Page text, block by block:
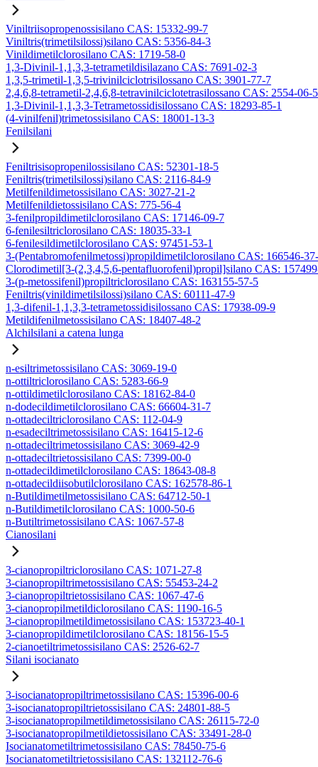
Viniltriisopropenossisilano CAS: 15332-99-7
Viniltris(trimetilsilossi)silano CAS: 5356-84-3
Vinildimetilclorosilano CAS: 1719-58-0
1,3-Divinil-1,1,3,3-tetrametildisilazano CAS: 7691-02-3
1,3,5-trimetil-1,3,5-trivinilciclotrisilossano CAS: 3901-77-7
2,4,6,8-tetrametil-2,4,6,8-tetravinilciclotetrasilossano CAS: 2554-06-5
1,3-Divinil-1,1,3,3-Tetrametossidisilossano CAS: 18293-85-1
(4-vinilfenil)trimetossisilano CAS: 18001-13-3
Fenilsilani
Feniltrisisopropenilossisilano CAS: 52301-18-5
Feniltris(trimetilsilossi)silano CAS: 2116-84-9
Metilfenildimetossisilano CAS: 3027-21-2
Metilfenildietossisilano CAS: 775-56-4
3-fenilpropildimetilclorosilano CAS: 17146-09-7
6-fenilesiltriclorosilano CAS: 18035-33-1
6-fenilesildimetilclorosilano CAS: 97451-53-1
3-(Pentabromofenilmetossi)propildimetilclorosilano CAS: 166546-
Clorodimetil[3-(2,3,4,5,6-pentafluorofenil)propil]silano CAS:
3-(p-metossifenil)propiltriclorosilano CAS: 163155-57-5
Feniltris(vinildimetilsilossi)silano CAS: 60111-47-9
1,3-difenil-1,1,3,3-tetrametossidisilossano CAS: 17938-09-9
Metildifenilmetossisilano CAS: 18407-48-2
Alchilsilani a catena lunga
n-esiltrimetossisilano CAS: 3069-19-0
n-ottiltriclorosilano CAS: 5283-66-9
n-ottildimetilclorosilano CAS: 18162-84-0
n-dodecildimetilclorosilano CAS: 66604-31-7
n-ottadeciltriclorosilano CAS: 112-04-9
n-esadeciltrimetossisilano CAS: 16415-12-6
n-ottadeciltrimetossisilano CAS: 3069-42-9
n-ottadeciltrietossisilano CAS: 7399-00-0
n-ottadecildimetilclorosilano CAS: 18643-08-8
n-ottadecildiisobutilclorosilano CAS: 162578-86-1
n-Butildimetilmetossisilano CAS: 64712-50-1
n-Butildimetilclorosilano CAS: 1000-50-6
n-Butiltrimetossisilano CAS: 1067-57-8
Cianosilani
3-cianopropiltriclorosilano CAS: 1071-27-8
3-cianopropiltrimetossisilano CAS: 55453-24-2
3-cianopropiltrietossisilano CAS: 1067-47-6
3-cianopropilmetildiclorosilano CAS: 1190-16-5
3-cianopropilmetildimetossisilano CAS: 153723-40-1
3-cianopropildimetilclorosilano CAS: 18156-15-5
2-cianoetiltrimetossisilano CAS: 2526-62-7
Silani isocianato
3-isocianatopropiltrimetossisilano CAS: 15396-00-6
3-isocianatopropiltrietossisilano CAS: 24801-88-5
3-isocianatopropilmetildimetossisilano CAS: 26115-72-0
3-isocianatopropilmetildietossisilano CAS: 33491-28-0
Isocianatometiltrimetossisilano CAS: 78450-75-6
Isocianatometiltrietossisilano CAS: 132112-76-6